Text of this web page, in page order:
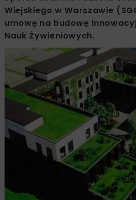
Wiejskiego w Warszawie
umowę na budowę
Nauk Żywieniowych.